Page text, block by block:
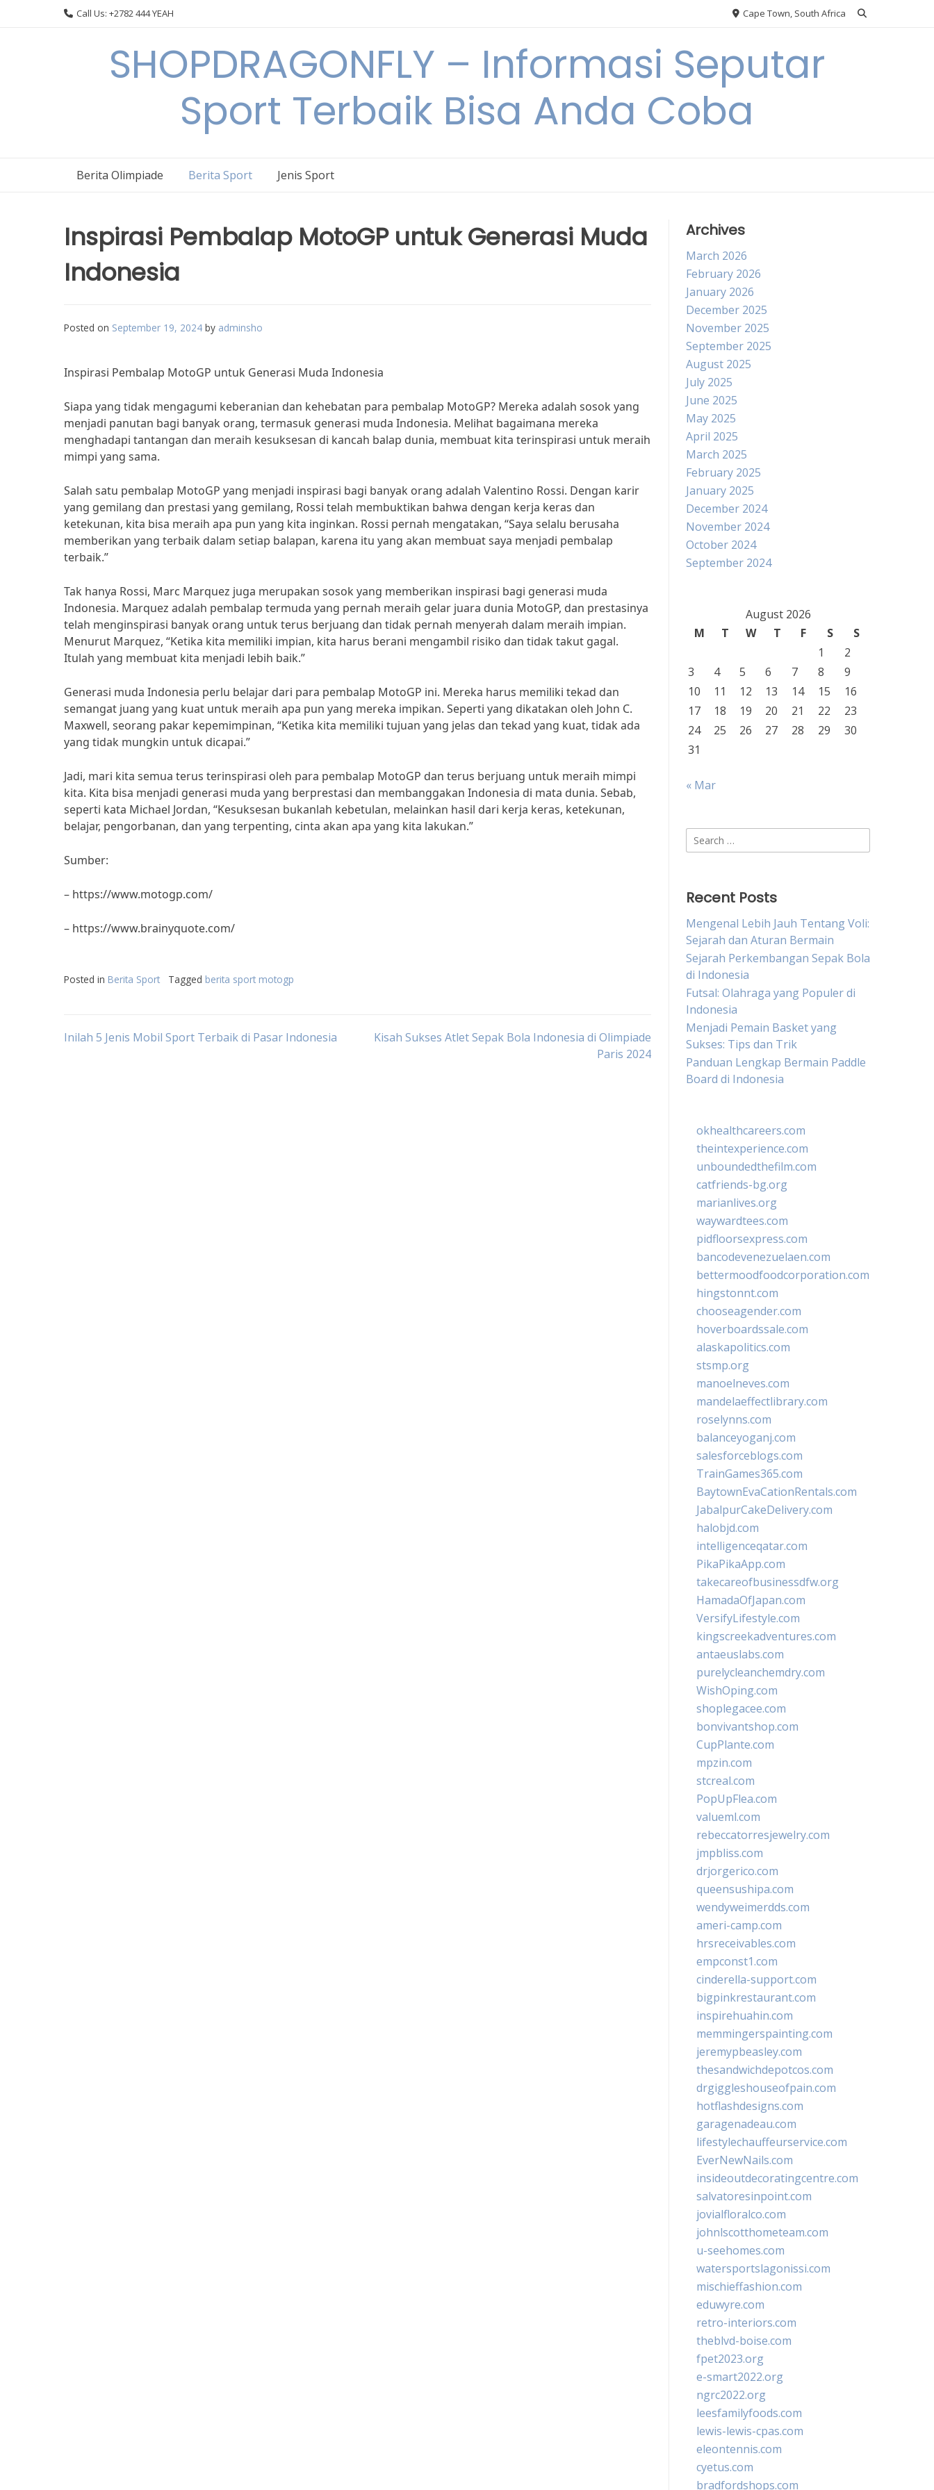
Call Us: +2782 444 YEAH Cape Town, South Africa
SHOPDRAGONFLY – Informasi Seputar
Sport Terbaik Bisa Anda Coba
Berita Olimpiade Berita Sport Jenis Sport
Inspirasi Pembalap MotoGP untuk Generasi Muda
Indonesia
Posted on September 19, 2024 by adminsho
Inspirasi Pembalap MotoGP untuk Generasi Muda Indonesia
Siapa yang tidak mengagumi keberanian dan kehebatan para pembalap MotoGP? Mereka adalah sosok yang
menjadi panutan bagi banyak orang, termasuk generasi muda Indonesia. Melihat bagaimana mereka
menghadapi tantangan dan meraih kesuksesan di kancah balap dunia, membuat kita terinspirasi untuk meraih
mimpi yang sama.
Salah satu pembalap MotoGP yang menjadi inspirasi bagi banyak orang adalah Valentino Rossi. Dengan karir
yang gemilang dan prestasi yang gemilang, Rossi telah membuktikan bahwa dengan kerja keras dan
ketekunan, kita bisa meraih apa pun yang kita inginkan. Rossi pernah mengatakan, “Saya selalu berusaha
memberikan yang terbaik dalam setiap balapan, karena itu yang akan membuat saya menjadi pembalap
terbaik.”
Tak hanya Rossi, Marc Marquez juga merupakan sosok yang memberikan inspirasi bagi generasi muda
Indonesia. Marquez adalah pembalap termuda yang pernah meraih gelar juara dunia MotoGP, dan prestasinya
telah menginspirasi banyak orang untuk terus berjuang dan tidak pernah menyerah dalam meraih impian.
Menurut Marquez, “Ketika kita memiliki impian, kita harus berani mengambil risiko dan tidak takut gagal.
Itulah yang membuat kita menjadi lebih baik.”
Generasi muda Indonesia perlu belajar dari para pembalap MotoGP ini. Mereka harus memiliki tekad dan
semangat juang yang kuat untuk meraih apa pun yang mereka impikan. Seperti yang dikatakan oleh John C.
Maxwell, seorang pakar kepemimpinan, “Ketika kita memiliki tujuan yang jelas dan tekad yang kuat, tidak ada
yang tidak mungkin untuk dicapai.”
Jadi, mari kita semua terus terinspirasi oleh para pembalap MotoGP dan terus berjuang untuk meraih mimpi
kita. Kita bisa menjadi generasi muda yang berprestasi dan membanggakan Indonesia di mata dunia. Sebab,
seperti kata Michael Jordan, “Kesuksesan bukanlah kebetulan, melainkan hasil dari kerja keras, ketekunan,
belajar, pengorbanan, dan yang terpenting, cinta akan apa yang kita lakukan.”
Sumber:
– https://www.motogp.com/
– https://www.brainyquote.com/
Posted in Berita Sport Tagged berita sport motogp
Post
Inilah 5 Jenis Mobil Sport Terbaik di Pasar Indonesia
Kisah Sukses Atlet Sepak Bola Indonesia di Olimpiade
Paris 2024
Archives
March 2026
February 2026
January 2026
December 2025
November 2025
September 2025
August 2025
July 2025
June 2025
May 2025
April 2025
March 2025
February 2025
January 2025
December 2024
November 2024
October 2024
September 2024
August 2026
M
T W T F S
S
1
2
3
4 5 6 7 8
9
10
11 12 13 14 15
16
17
18 19 20 21 22
23
24
25 26 27 28 29
30
31
« Mar
Search
for:
Recent Posts
Mengenal Lebih Jauh Tentang Voli:
Sejarah dan Aturan Bermain
Sejarah Perkembangan Sepak Bola
di Indonesia
Futsal: Olahraga yang Populer di
Indonesia
Menjadi Pemain Basket yang
Sukses: Tips dan Trik
Panduan Lengkap Bermain Paddle
Board di Indonesia
okhealthcareers.com
theintexperience.com
unboundedthefilm.com
catfriends-bg.org
marianlives.org
waywardtees.com
pidfloorsexpress.com
bancodevenezuelaen.com
bettermoodfoodcorporation.com
hingstonnt.com
chooseagender.com
hoverboardssale.com
alaskapolitics.com
stsmp.org
manoelneves.com
mandelaeffectlibrary.com
roselynns.com
balanceyoganj.com
salesforceblogs.com
TrainGames365.com
BaytownEvaCationRentals.com
JabalpurCakeDelivery.com
halobjd.com
intelligenceqatar.com
PikaPikaApp.com
takecareofbusinessdfw.org
HamadaOfJapan.com
VersifyLifestyle.com
kingscreekadventures.com
antaeuslabs.com
purelycleanchemdry.com
WishOping.com
shoplegacee.com
bonvivantshop.com
CupPlante.com
mpzin.com
stcreal.com
PopUpFlea.com
valueml.com
rebeccatorresjewelry.com
jmpbliss.com
drjorgerico.com
queensushipa.com
wendyweimerdds.com
ameri-camp.com
hrsreceivables.com
empconst1.com
cinderella-support.com
bigpinkrestaurant.com
inspirehuahin.com
memmingerspainting.com
jeremypbeasley.com
thesandwichdepotcos.com
drgiggleshouseofpain.com
hotflashdesigns.com
garagenadeau.com
lifestylechauffeurservice.com
EverNewNails.com
insideoutdecoratingcentre.com
salvatoresinpoint.com
jovialfloralco.com
johnlscotthometeam.com
u-seehomes.com
watersportslagonissi.com
mischieffashion.com
eduwyre.com
retro-interiors.com
theblvd-boise.com
fpet2023.org
e-smart2022.org
ngrc2022.org
leesfamilyfoods.com
lewis-lewis-cpas.com
eleontennis.com
cyetus.com
bradfordshops.com